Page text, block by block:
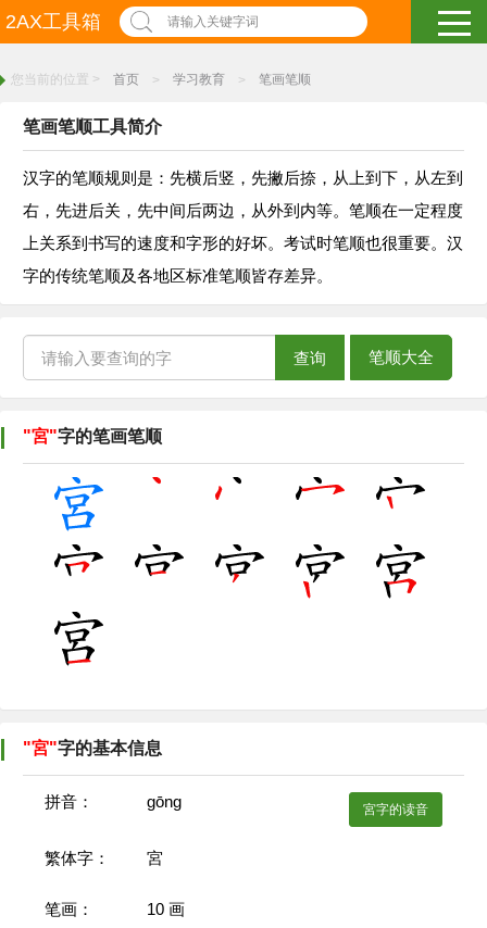
2AX工具箱 请输入关键字词
您当前的位置 > 首页 > 学习教育 > 笔画笔顺
笔画笔顺工具简介
汉字的笔顺规则是：先横后竖，先撇后捺，从上到下，从左到
右，先进后关，先中间后两边，从外到内等。笔顺在一定程度
上关系到书写的速度和字形的好坏。考试时笔顺也很重要。汉
字的传统笔顺及各地区标准笔顺皆存差异。
查询 笔顺大全
"宮"字的笔画笔顺
"宮"字的基本信息
拼音： ɡōnɡ 宮字的读音
繁体字： 宮
笔画： 10 画